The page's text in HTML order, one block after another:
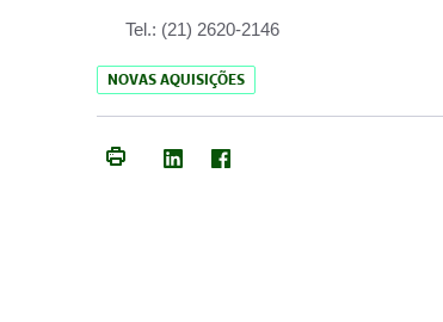
Tel.: (21) 2620-2146
NOVAS AQUISIÇÕES